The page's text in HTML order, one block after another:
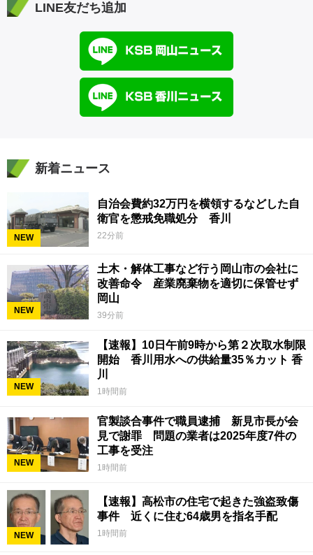
LINE友だち追加
新着ニュース
NEW
自治会費約32万円を横領するなどした自
衛官を懲戒免職処分 香川
22分前
NEW
土木・解体工事など行う岡山市の会社に
改善命令 産業廃棄物を適切に保管せず
岡山
39分前
NEW
【速報】10日午前9時から第２次取水制限
開始 香川用水への供給量35％カット 香
川
1時間前
NEW
官製談合事件で職員逮捕 新見市長が会
見で謝罪 問題の業者は2025年度7件の
工事を受注
1時間前
NEW
【速報】高松市の住宅で起きた強盗致傷
事件 近くに住む64歳男を指名手配
1時間前